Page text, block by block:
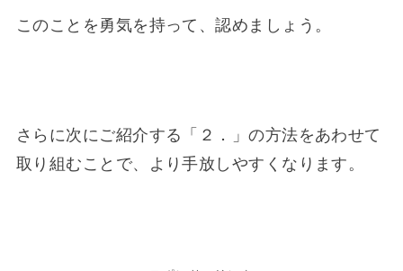
このことを勇気を持って、認めましょう。
さらに次にご紹介する「２．」の方法をあわせて
取り組むことで、より手放しやすくなります。